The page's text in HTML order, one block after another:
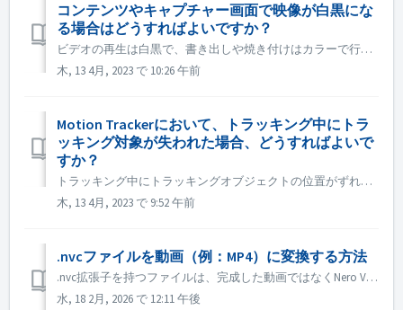
コンテンツやキャプチャー画面で映像が白黒にな
る場合はどうすればよいですか？
ビデオの再生は白黒で、書き出しや焼き付けはカラーで行われる場合、Windowsシステムまたはグラフィックカードのドライバーを最新版に更新してから、再度お試しください。 Windowsシステムまたはグラフィックカードのドライバをアップデートしても問題が解決しない場合は、.dllを交換することもできます、 1....
木, 13 4月, 2023 で 10:26 午前
Motion Trackerにおいて、トラッキング中にトラ
ッキング対象が失われた場合、どうすればよいで
すか？
トラッキング中にトラッキングオブジェクトの位置がずれたり、オフセットが発生した場合は、すぐに「トラッキングを停止」し、左下の「ズームイン」をクリックして、トラッキングがエラーになったフレームを探し、トラッキングボックスを正しい位置に移動させてから、再度「トラッキングを開始」することができます。 正しくトラ...
木, 13 4月, 2023 で 9:52 午前
.nvcファイルを動画（例：MP4）に変換する方法
.nvc拡張子を持つファイルは、完成した動画ではなくNero Videoのプロジェクトファイルです。編集指示とソースメディアへのリンクが含まれており、Nero Videoでのみ開くことができます。 プロジェクトから標準動画ファイル（MP4など）を取得するには： 1. Nero Videoを開きます。 2...
水, 18 2月, 2026 で 12:11 午後